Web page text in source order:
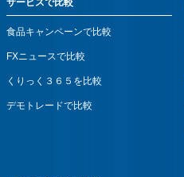
食品キャンペーンで比較
FXニュースで比較
くりっく３６５を比較
デモトレードで比較